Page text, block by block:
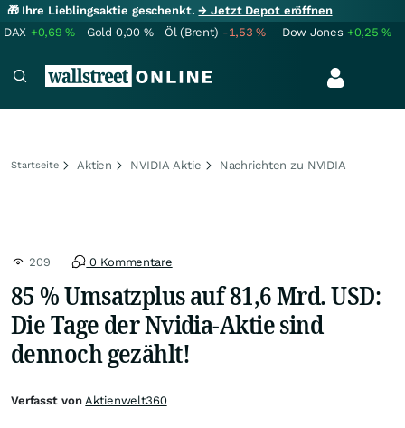
🎁 Ihre Lieblingsaktie geschenkt.→ Jetzt Depot eröffnen
DAX +0,69% Gold 0,00 % Öl (Brent) -1,53% Dow Jones +0,25%
Startseite Aktien NVIDIA Aktie Nachrichten zu NVIDIA
209 0 Kommentare
85 % Umsatzplus auf 81,6 Mrd. USD:
Die Tage der Nvidia-Aktie sind
dennoch gezählt!
Verfasst vonAktienwelt360